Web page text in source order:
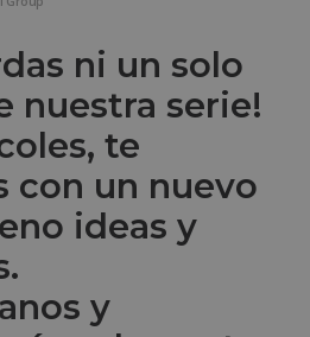
ni un solo
nuestra serie!
te
con un nuevo
ideas y
y